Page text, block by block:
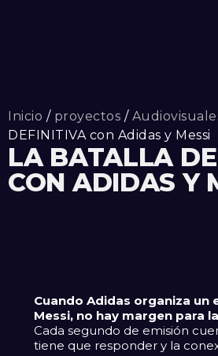
Inicio / proyectos /
DEFINITIVA con Adidas y Messi
LA BATALLA
CON ADIDAS Y
Cuando Adidas organiza un
Messi, no hay margen para
Cada segundo de emisión
tiene que responder y la